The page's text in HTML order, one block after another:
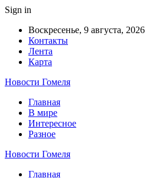
Sign in
Воскресенье, 9 августа, 2026
Контакты
Лента
Карта
Новости Гомеля
Главная
В мире
Интересное
Разное
Новости Гомеля
Главная